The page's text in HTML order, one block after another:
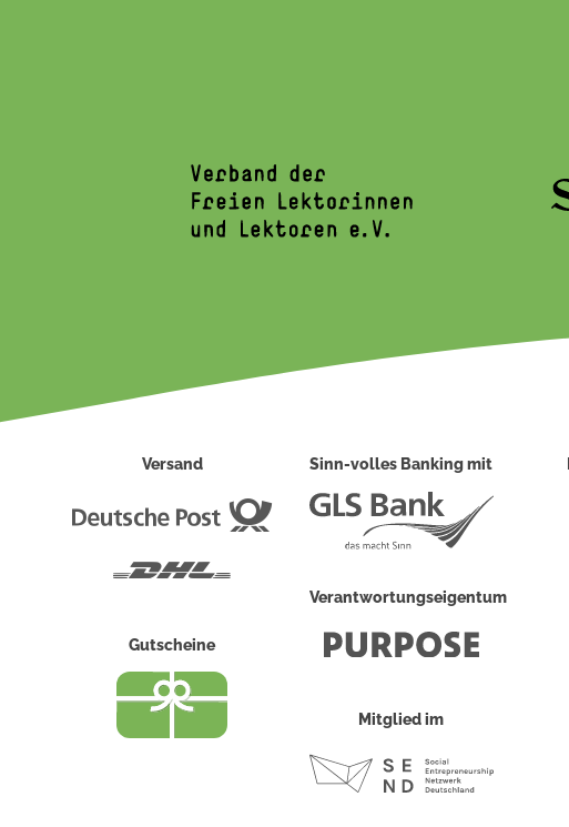
Versand
Deutsche
Gutscheine
Sinn-volles Banking mit
Verantwortungseigentum
Mitglied im